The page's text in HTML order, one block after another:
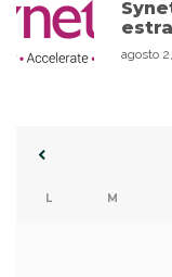
agosto
L M